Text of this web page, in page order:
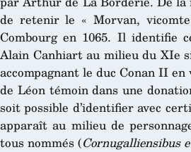
de retenir le « Morvan,
Combourg en 1065. Il identifie
Alain Canhiart au milieu du XIe
accompagnant le duc Conan II
de Léon témoin dans une
soit possible d’identifier avec
apparaît au milieu de
tous nommés (Cornugalliensibus